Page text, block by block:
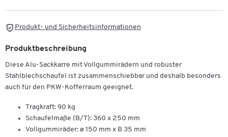
Produkt- und Sicherheitsinformationen
Produktbeschreibung
Diese Alu-Sackkarre mit Vollgummirädern und robuster
Stahlblechschaufel ist zusammenschiebbar und deshalb besonders
auch für den PKW-Kofferraum geeignet.
Tragkraft: 90 kg
Schaufelmaße (B/T): 360 x 250 mm
Vollgummiräder: ø 150 mm x B 35 mm